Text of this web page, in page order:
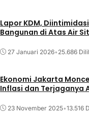
Lapor KDM,
Bangunan di Atas Air
27 Januari 2026• 25.686
Ekonomi Jakarta
Inflasi dan Terjaganya
23 November 2025•13.516